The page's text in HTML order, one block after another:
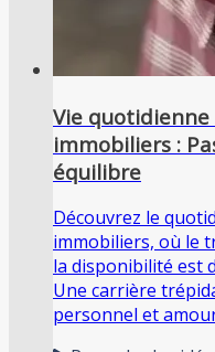
Vie
immobiliers :
équilibre
Découvrez le
immobiliers, où le
la disponibilité est
Une carrière
personnel et